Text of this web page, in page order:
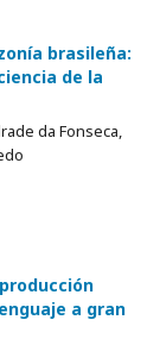
brasileña:
de la
da Fonseca,
a gran